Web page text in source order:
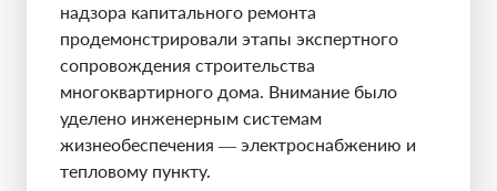
надзора капитального ремонта
продемонстрировали этапы экспертного
сопровождения строительства
многоквартирного дома. Внимание было
уделено инженерным системам
жизнеобеспечения — электроснабжению и
тепловому пункту.